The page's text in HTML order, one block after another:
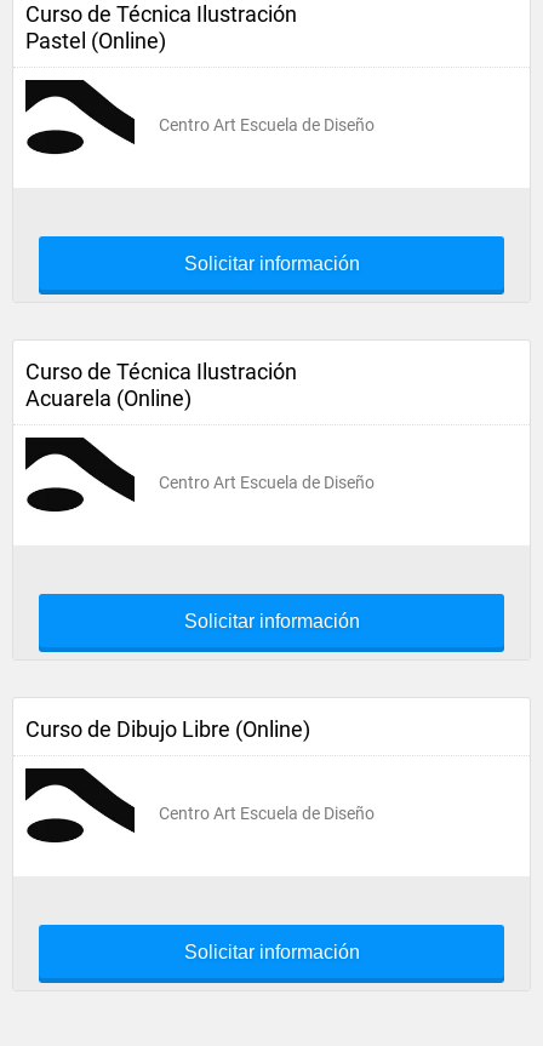
Curso de Técnica Ilustración
Pastel (Online)
Centro Art Escuela de Diseño
Solicitar información
Curso de Técnica Ilustración
Acuarela (Online)
Centro Art Escuela de Diseño
Solicitar información
Curso de Dibujo Libre (Online)
Centro Art Escuela de Diseño
Solicitar información